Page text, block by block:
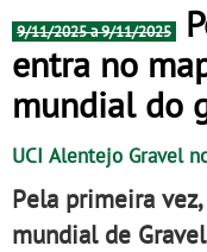
9/11/2025 a 9/11/2025
entra no
mundial do
UCI Alentejo Gravel
Pela primeira
mundial de